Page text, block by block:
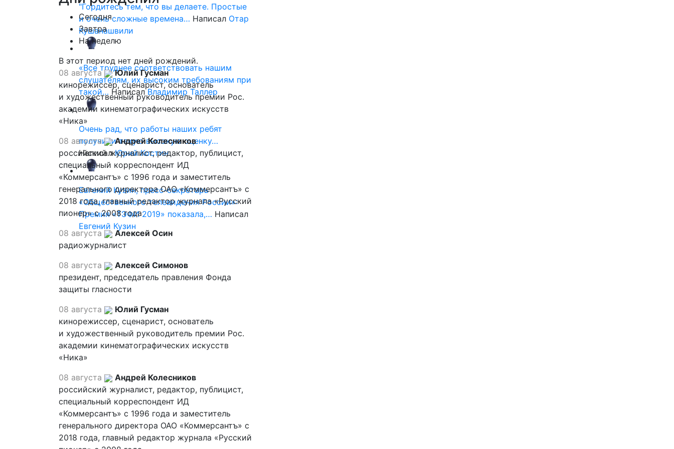
"Гордитесь тем, что вы делаете. Простые
и очень сложные времена… Написал Отар
Кушанашвили
«Все труднее соответствовать нашим
слушателям, их высоким требованиям при
такой… НаписалВладимир Таллер
Очень рад, что работы наших ребят
получили такую высокую оценку…
НаписалЮрий Костин
Евгений Кузин, пресс-секретарь
«Общественного телевидения России»:
Премия «ТЭФИ 2019» показала,… Написал
Евгений Кузин
Сегодня
Завтра
На неделю
В этот период нет дней рождений.
08 августа
Юлий Гусман
кинорежиссер, сценарист, основатель
и художественный руководитель премии Рос.
академии кинематографических искусств
«Ника»
08 августа
Андрей Колесников
российский журналист, редактор, публицист,
специальный корреспондент ИД
«Коммерсантъ» с 1996 года и заместитель
генерального директора ОАО «Коммерсантъ» с
2018 года, главный редактор журнала «Русский
пионер» с 2008 года
08 августа
Алексей Осин
радиожурналист
08 августа
Алексей Симонов
президент, председатель правления Фонда
защиты гласности
08 августа
Юлий Гусман
кинорежиссер, сценарист, основатель
и художественный руководитель премии Рос.
академии кинематографических искусств
«Ника»
08 августа
Андрей Колесников
российский журналист, редактор, публицист,
специальный корреспондент ИД
«Коммерсантъ» с 1996 года и заместитель
генерального директора ОАО «Коммерсантъ» с
2018 года, главный редактор журнала «Русский